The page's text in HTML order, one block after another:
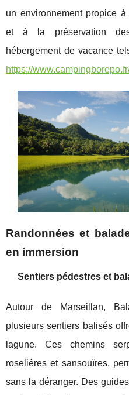
un environnement propice à
et à la préservation
hébergement de vacance
https://
Randonnées et
en immersion
Sentiers pédestres et
Autour de Marseillan,
plusieurs sentiers balisés
lagune. Ces chemins
roselières et sansouïres,
sans la déranger. Des